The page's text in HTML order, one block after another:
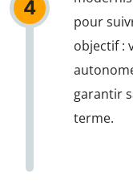
4
pour
objectif :
garantir
terme.